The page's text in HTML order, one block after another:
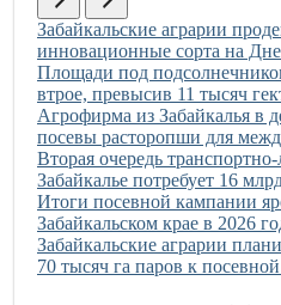
Иллюстрация новости
Забайкальские аграрии
инновационные сорта на
Иллюстрация новости
Площади под
втрое, превысив 11 тысяч
Иллюстрация новости
Агрофирма из Забайкалья в
посевы расторопши для
Иллюстрация новости
Вторая очередь
Забайкалье потребует 16
Иллюстрация новости
Итоги посевной кампании
Забайкальском крае в 2026
Иллюстрация новости
Забайкальские аграрии
70 тысяч га паров к